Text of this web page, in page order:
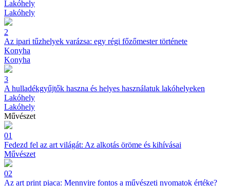
Lakóhely
Lakóhely
2
Az ipari tűzhelyek varázsa: egy régi főzőmester története
Konyha
Konyha
3
A hulladékgyűjtők haszna és helyes használatuk lakóhelyeken
Lakóhely
Lakóhely
Művészet
01
Fedezd fel az art világát: Az alkotás öröme és kihívásai
Művészet
02
Az art print piaca: Mennyire fontos a művészeti nyomatok értéke?